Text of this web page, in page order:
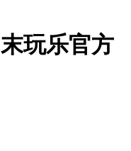
玩乐官方